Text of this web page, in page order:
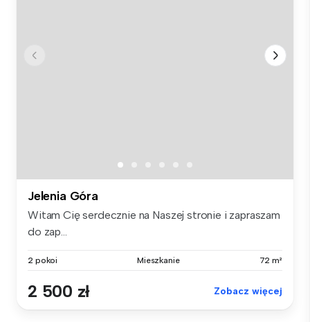
Jelenia Góra
Witam Cię serdecznie na Naszej stronie i zapraszam
do zap...
2 pokoi Mieszkanie 72 m²
2 500 zł Zobacz więcej